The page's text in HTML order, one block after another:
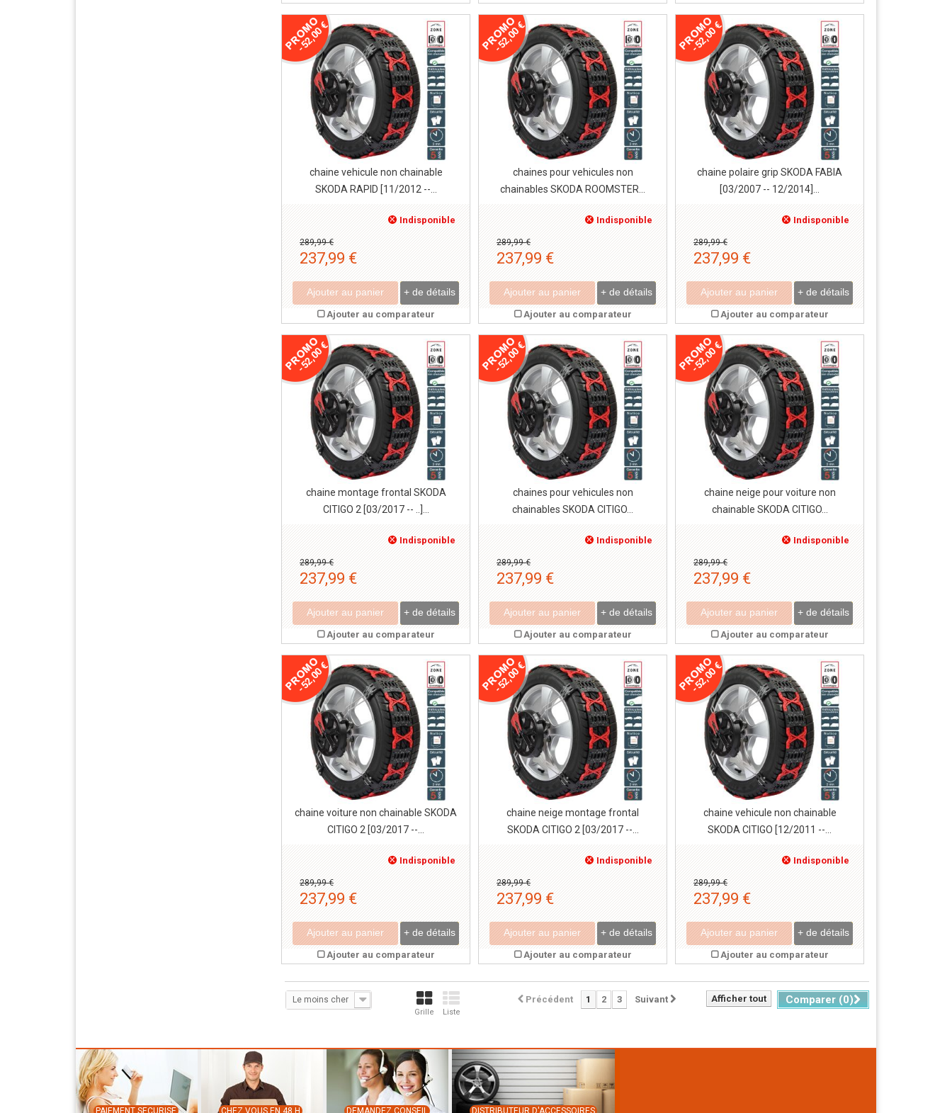
-52,00 €
chaine vehicule non chainable
SKODA RAPID [11/2012 --...
Indisponible
289,99 €
237,99 €
Ajouter au panier + de détails
Ajouter au comparateur
-52,00 €
chaines pour vehicules non
chainables SKODA ROOMSTER...
Indisponible
289,99 €
237,99 €
Ajouter au panier + de détails
Ajouter au comparateur
-52,00 €
chaine polaire grip SKODA FABIA
[03/2007 -- 12/2014]...
Indisponible
289,99 €
237,99 €
Ajouter au panier + de détails
Ajouter au comparateur
-52,00 €
chaine montage frontal SKODA
CITIGO 2 [03/2017 -- ..]...
Indisponible
289,99 €
237,99 €
Ajouter au panier + de détails
Ajouter au comparateur
-52,00 €
chaines pour vehicules non
chainables SKODA CITIGO...
Indisponible
289,99 €
237,99 €
Ajouter au panier + de détails
Ajouter au comparateur
-52,00 €
chaine neige pour voiture non
chainable SKODA CITIGO...
Indisponible
289,99 €
237,99 €
Ajouter au panier + de détails
Ajouter au comparateur
-52,00 €
chaine voiture non chainable SKODA
CITIGO 2 [03/2017 --...
Indisponible
289,99 €
237,99 €
Ajouter au panier + de détails
Ajouter au comparateur
-52,00 €
chaine neige montage frontal
SKODA CITIGO 2 [03/2017 --...
Indisponible
289,99 €
237,99 €
Ajouter au panier + de détails
Ajouter au comparateur
-52,00 €
chaine vehicule non chainable
SKODA CITIGO [12/2011 --...
Indisponible
289,99 €
237,99 €
Ajouter au panier + de détails
Ajouter au comparateur
Comparer (0)
Afficher tout
Précédent 1 2 3 Suivant
Grille Liste
Le moins cher
PAIEMENT SECURISE CHEZ VOUS EN 48 H DEMANDEZ CONSEIL DISTRIBUTEUR D'ACCESSOIRES